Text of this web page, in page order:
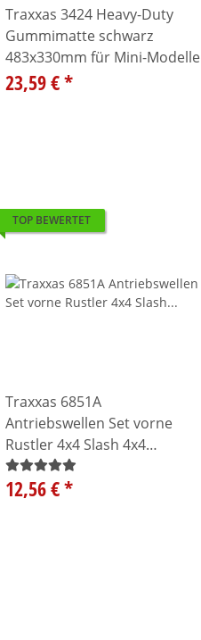
Traxxas 3424 Heavy-Duty
Gummimatte schwarz
483x330mm für Mini-Modelle
23,59 €*
TOP BEWERTET
Traxxas 6851A
Antriebswellen Set vorne
Rustler 4x4 Slash 4x4
Ultimate Slash4X4
12,56 €*